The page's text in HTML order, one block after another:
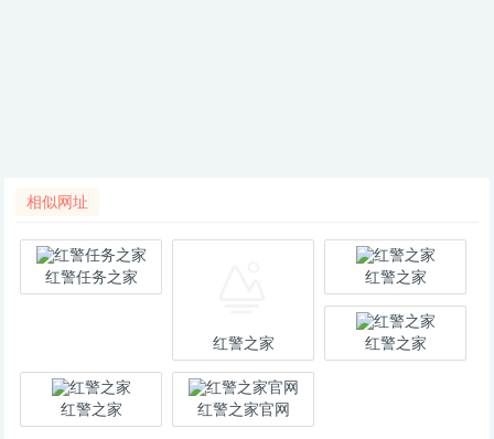
相似网址
红警任务之家
红警之家
红警之家
红警之家
红警之家 红警之家官网